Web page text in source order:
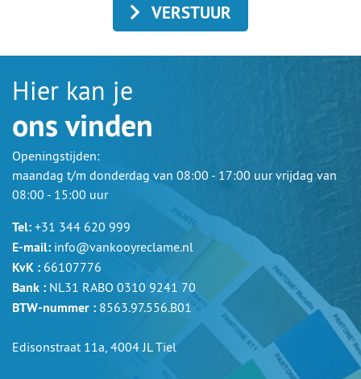
VERSTUUR
Hier kan je
ons vinden
Openingstijden:
maandag t/m donderdag van 08:00 - 17:00 uur vrijdag van
08:00 - 15:00 uur
Tel: +31 344 620 999
E-mail: info@vankooyreclame.nl
KvK : 66107776
Bank : NL31 RABO 0310 9241 70
BTW-nummer : 8563.97.556.B01
Edisonstraat 11a, 4004 JL Tiel